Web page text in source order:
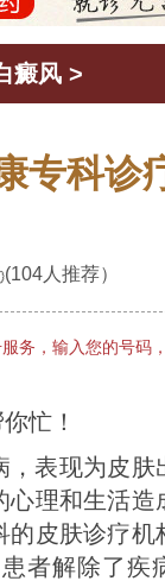
癜风 >
专科诊
(104人推荐）
务，输入您的号码
忙！
表现为皮肤
理和生活造
的皮肤诊疗机
者解除了疾